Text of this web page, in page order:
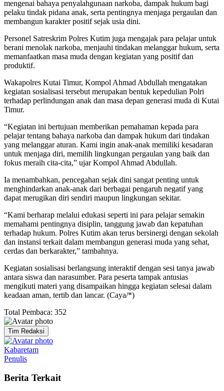
mengenai bahaya penyalahgunaan narkoba, dampak hukum bagi
pelaku tindak pidana anak, serta pentingnya menjaga pergaulan dan
membangun karakter positif sejak usia dini.
Personel Satreskrim Polres Kutim juga mengajak para pelajar untuk
berani menolak narkoba, menjauhi tindakan melanggar hukum, serta
memanfaatkan masa muda dengan kegiatan yang positif dan
produktif.
Wakapolres Kutai Timur, Kompol Ahmad Abdullah mengatakan
kegiatan sosialisasi tersebut merupakan bentuk kepedulian Polri
terhadap perlindungan anak dan masa depan generasi muda di Kutai
Timur.
“Kegiatan ini bertujuan memberikan pemahaman kepada para
pelajar tentang bahaya narkoba dan dampak hukum dari tindakan
yang melanggar aturan. Kami ingin anak-anak memiliki kesadaran
untuk menjaga diri, memilih lingkungan pergaulan yang baik dan
fokus meraih cita-cita,” ujar Kompol Ahmad Abdullah.
Ia menambahkan, pencegahan sejak dini sangat penting untuk
menghindarkan anak-anak dari berbagai pengaruh negatif yang
dapat merugikan diri sendiri maupun lingkungan sekitar.
“Kami berharap melalui edukasi seperti ini para pelajar semakin
memahami pentingnya disiplin, tanggung jawab dan kepatuhan
terhadap hukum. Polres Kutim akan terus bersinergi dengan sekolah
dan instansi terkait dalam membangun generasi muda yang sehat,
cerdas dan berkarakter,” tambahnya.
Kegiatan sosialisasi berlangsung interaktif dengan sesi tanya jawab
antara siswa dan narasumber. Para peserta tampak antusias
mengikuti materi yang disampaikan hingga kegiatan selesai dalam
keadaan aman, tertib dan lancar. (Caya/*)
Total Pembaca: 352
Tim Redaksi
Kabaretam
Penulis
Berita Terkait